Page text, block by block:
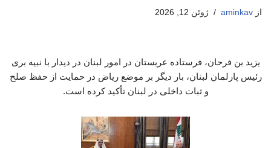
از aminkav ژوئن 12, 2026
یزید بن فرحان، فرستاده عربستان در امور لبنان در دیدار با نبیه بری
رئیس پارلمان لبنان، بار دیگر بر موضع ریاض در حمایت از حفظ صلح
و ثبات داخلی در لبنان تأکید کرده است.